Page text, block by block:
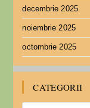
decembrie 2025
noiembrie 2025
octombrie 2025
CATEGORII